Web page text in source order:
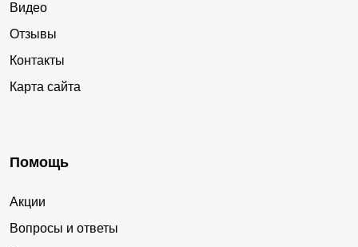
Видео
Отзывы
Контакты
Карта сайта
Помощь
Акции
Вопросы и ответы